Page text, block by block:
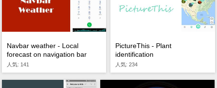
Navbar weather - Local
forecast on navigation bar
人気: 141
PictureThis - Plant
identification
人気: 234